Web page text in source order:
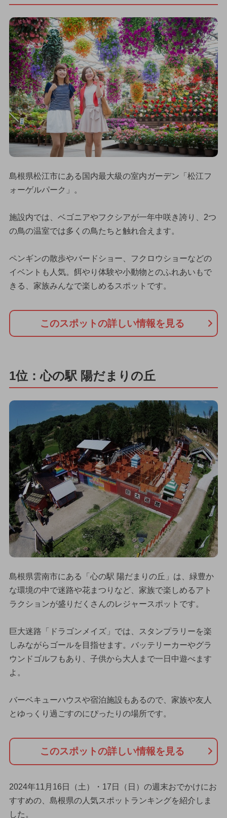
島根県松江市にある国内最大級の室内ガーデン「松江フ
ォーゲルパーク」。
施設内では、ベゴニアやフクシアが一年中咲き誇り、2つ
の鳥の温室では多くの鳥たちと触れ合えます。
ペンギンの散歩やバードショー、フクロウショーなどの
イベントも人気。餌やり体験や小動物とのふれあいもで
きる、家族みんなで楽しめるスポットです。
このスポットの詳しい情報を見る
1位：心の駅 陽だまりの丘
島根県雲南市にある「心の駅 陽だまりの丘」は、緑豊か
な環境の中で迷路や花まつりなど、家族で楽しめるアト
ラクションが盛りだくさんのレジャースポットです。
巨大迷路「ドラゴンメイズ」では、スタンプラリーを楽
しみながらゴールを目指せます。バッテリーカーやグラ
ウンドゴルフもあり、子供から大人まで一日中遊べます
よ。
バーベキューハウスや宿泊施設もあるので、家族や友人
とゆっくり過ごすのにぴったりの場所です。
このスポットの詳しい情報を見る
2024年11月16日（土）・17日（日）の週末おでかけにお
すすめの、島根県の人気スポットランキングを紹介しま
した。